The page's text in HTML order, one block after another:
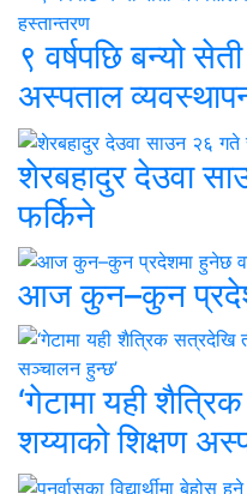
९ वर्षपछि बन्यो
अस्पताल
शेरबहादुर देउवा
फर्किने
आज कुन–कुन
‘गेटामा यही
शय्याको शिक्षण